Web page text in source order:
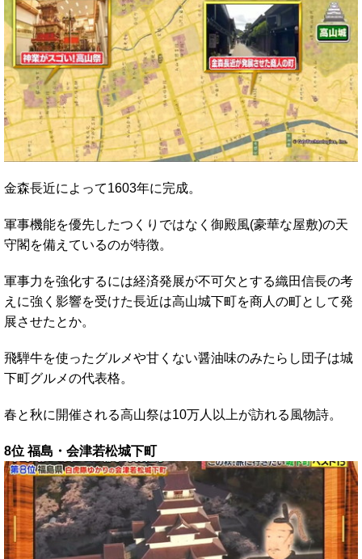
金森長近によって1603年に完成。
軍事機能を優先したつくりではなく御殿風(豪華な屋敷)の天
守閣を備えているのが特徴。
軍事力を強化するには経済発展が不可欠とする織田信長の考
えに強く影響を受けた長近は高山城下町を商人の町として発
展させたとか。
飛騨牛を使ったグルメや甘くない醤油味のみたらし団子は城
下町グルメの代表格。
春と秋に開催される高山祭は10万人以上が訪れる風物詩。
8位 福島・会津若松城下町